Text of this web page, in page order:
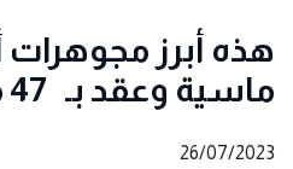
هذه أبرز مجوهرات
ماسية وعقد بـ 47 مليون... ؟!
26/07/2023